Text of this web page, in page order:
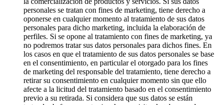
personales se tratan con fines de marketing, tiene derecho a
oponerse en cualquier momento al tratamiento de sus datos
personales para dicho marketing, incluida la elaboración de
perfiles. Si se opone al tratamiento con fines de marketing, ya
no podremos tratar sus datos personales para dichos fines. En
los casos en que el tratamiento de sus datos personales se base
en el consentimiento, en particular el otorgado para los fines
de marketing del responsable del tratamiento, tiene derecho a
retirar su consentimiento en cualquier momento sin que ello
afecte a la licitud del tratamiento basado en el consentimiento
previo a su retirada. Si considera que sus datos se están